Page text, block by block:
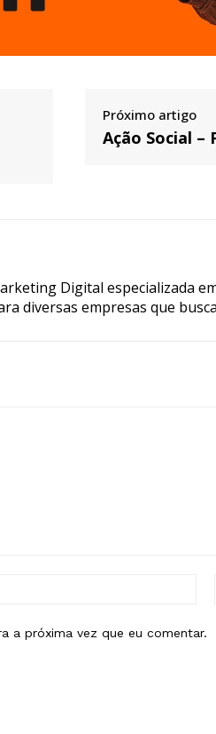
Próximo artigo
Ação Social –
Digital especializada
diversas empresas que
a próxima vez que eu comentar.